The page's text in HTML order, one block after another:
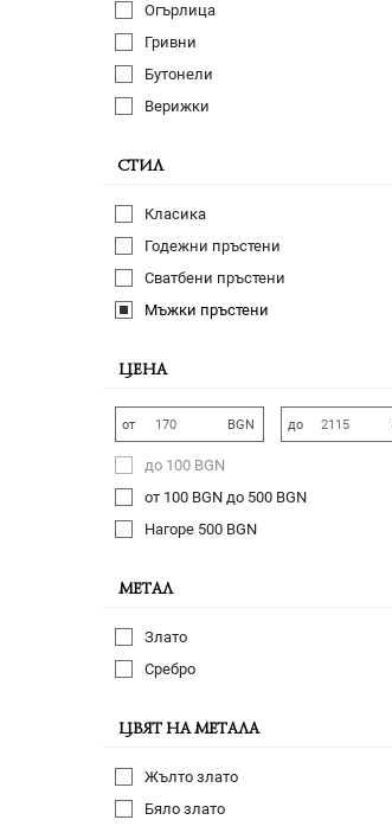
Огърлица
Гривни
Бутонели
Верижки
СТИЛ
Класика
Годежни пръстени
Сватбени пръстени
Мъжки пръстени
ЦЕНА
от BGN до
до 100 BGN
от 100 BGN до 500 BGN
Нагоре 500 BGN
МЕТАЛ
Злато
Сребро
ЦВЯТ НА МЕТАЛА
Жълто злато
Бяло злато